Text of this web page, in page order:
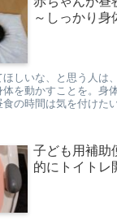
～しっかり身
しいな、と思う人は
を動かすことを。身
の時間は気を付けたい
子ども用補助
的にトイトレ